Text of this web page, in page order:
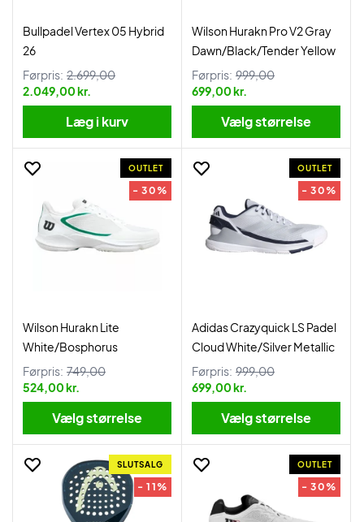
Bullpadel Vertex 05 Hybrid
26
Førpris: 2.699,00
2.049,00 kr.
Læg i kurv
Wilson Hurakn Pro V2 Gray
Dawn/Black/Tender Yellow
Førpris: 999,00
699,00 kr.
Vælg størrelse
OUTLET
- 30%
Wilson Hurakn Lite
White/Bosphorus
Førpris: 749,00
524,00 kr.
Vælg størrelse
OUTLET
- 30%
Adidas Crazyquick LS Padel
Cloud White/Silver Metallic
Førpris: 999,00
699,00 kr.
Vælg størrelse
SLUTSALG
- 11%
OUTLET
- 30%